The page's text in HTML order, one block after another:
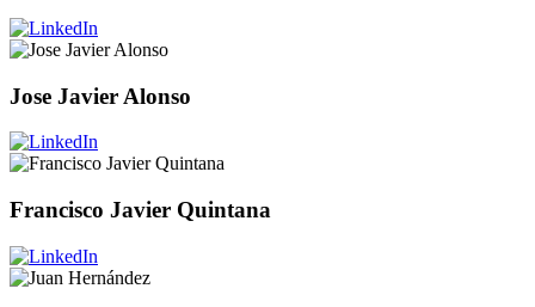
Jose Javier Alonso
Francisco Javier Quintana